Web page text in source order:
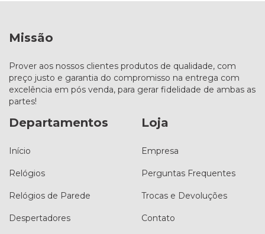
Missão
Prover aos nossos clientes produtos de qualidade, com
preço justo e garantia do compromisso na entrega com
excelência em pós venda, para gerar fidelidade de ambas as
partes!
Departamentos
Início
Relógios
Relógios de Parede
Despertadores
Loja
Empresa
Perguntas Frequentes
Trocas e Devoluções
Contato